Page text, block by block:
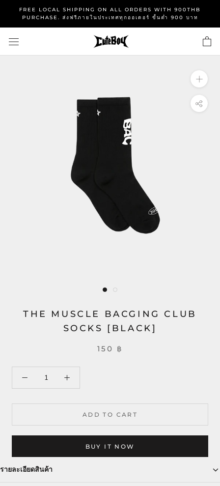
content
FREE LOCAL SHIPPING ON ALL ORDERS WITH 900THB
PURCHASE. ส่งฟรีภายในประเทศทุกออเดอร์ ขั้นต่ำ 900 บาท
THE MUSCLE BACGING CLUB
SOCKS [BLACK]
150 ฿
ADD TO CART
BUY IT NOW
รายละเอียดสินค้า